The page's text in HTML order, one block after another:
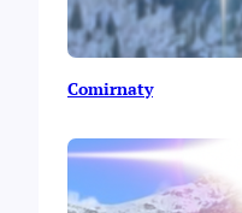
Comirnaty